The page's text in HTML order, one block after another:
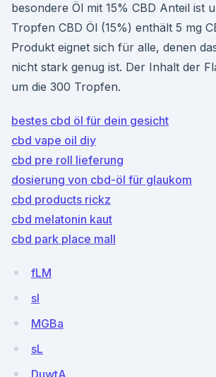
besondere Öl mit 15% CBD Anteil ist
Tropfen CBD Öl (15%) enthält 5 mg
Produkt eignet sich für alle, denen
nicht stark genug ist. Der Inhalt der
um die 300 Tropfen.
bestes cbd öl für dein gesicht
cbd vape oil diy
cbd pre roll lieferung
dosierung von cbd-öl für glaukom
cbd products rickz
cbd melatonin kaut
cbd park place mall
fLM
sI
MGBa
sL
DuwtA